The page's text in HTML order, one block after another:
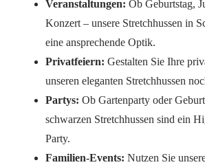
Veranstaltungen: Ob Geburtstag,
Konzert – unsere Stretchhussen in
eine ansprechende Optik.
Privatfeiern: Gestalten Sie Ihre
unseren eleganten Stretchhussen
Partys: Ob Gartenparty oder
schwarzen Stretchhussen sind ein
Party.
Familien-Events: Nutzen Sie